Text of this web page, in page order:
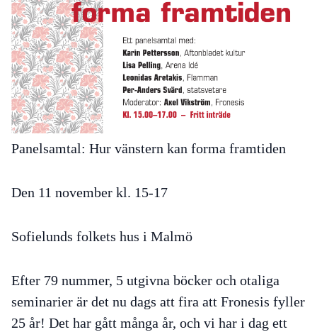
Panelsamtal: Hur vänstern kan forma framtiden
Den 11 november kl. 15-17
Sofielunds folkets hus i Malmö
Efter 79 nummer, 5 utgivna böcker och otaliga
seminarier är det nu dags att fira att Fronesis fyller
25 år! Det har gått många år, och vi har i dag ett